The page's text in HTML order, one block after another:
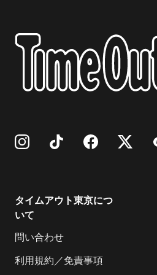
タイムアウト東京につ
いて
問い合わせ
利用規約／免責事項